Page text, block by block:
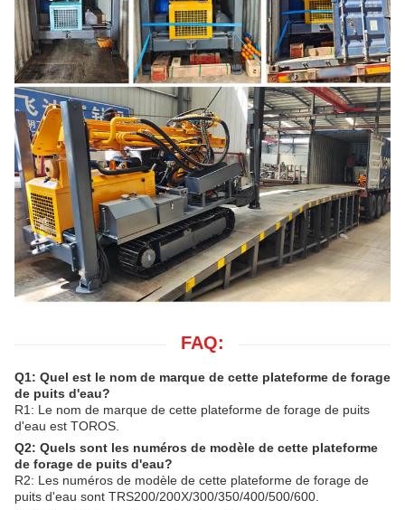
FAQ:
Q1: Quel est le nom de marque de cette plateforme de forage
de puits d'eau?
R1: Le nom de marque de cette plateforme de forage de puits
d'eau est TOROS.
Q2: Quels sont les numéros de modèle de cette plateforme
de forage de puits d'eau?
R2: Les numéros de modèle de cette plateforme de forage de
puits d'eau sont TRS200/200X/300/350/400/500/600.